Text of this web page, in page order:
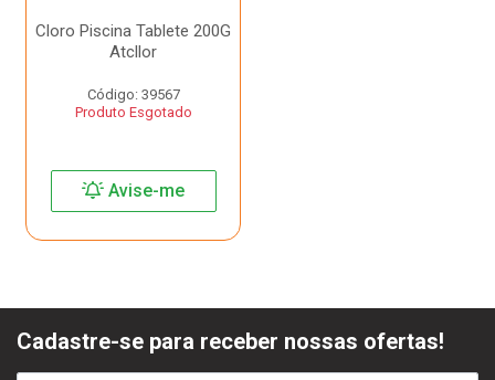
Cloro Piscina Tablete 200G
Atcllor
Código: 39567
Produto Esgotado
Avise-me
Cadastre-se para receber nossas ofertas!